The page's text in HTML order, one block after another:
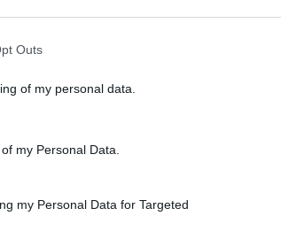
Outs
of my personal data.
my Personal Data.
my Personal Data for Targeted
banojnë
është…